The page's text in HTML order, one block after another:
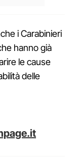
i Carabinieri
hanno già
le cause
delle